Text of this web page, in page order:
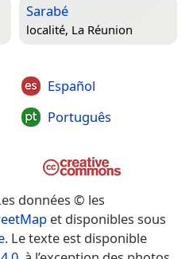
Sarabé
localité, La Réunion
Español
Português
données © les
et disponibles sous
. Le texte est disponible